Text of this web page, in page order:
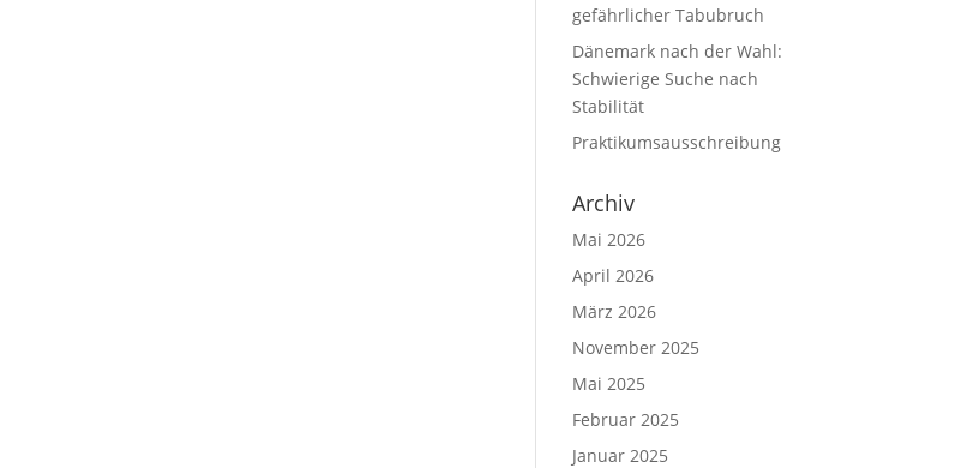
gefährlicher Tabubruch
Dänemark nach der Wahl:
Schwierige Suche nach
Stabilität
Praktikumsausschreibung
Archiv
Mai 2026
April 2026
März 2026
November 2025
Mai 2025
Februar 2025
Januar 2025